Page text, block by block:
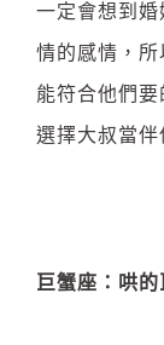
一定會想到
情的感情，
能符合他們
選擇大叔當伴
巨蟹座：哄